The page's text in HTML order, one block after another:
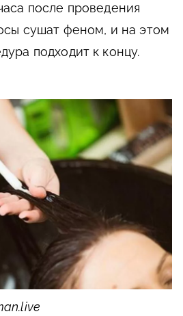
после проведения
сушат феном, и на этом
подходит к концу.